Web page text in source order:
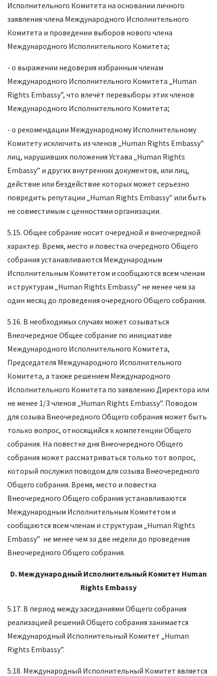
Исполнительного Комитета на основании личного
заявления члена Международного Исполнительного
Комитета и проведении выборов нового члена
Международного Исполнительного Комитета;
- о выражении недоверия избранным членам
Международного Исполнительного Комитета „Human
Rights Embassy”, что влечёт перевыборы этих членов
Международного Исполнительного Комитета;
- о рекомендации Международному Исполнительному
Комитету исключить из членов „Human Rights Embassy”
лиц, нарушивших положения Устава „Human Rights
Embassy” и других внутренних документов, или лиц,
действие или бездействие которых может серьезно
повредить репутации „Human Rights Embassy” или быть
не совместимым с ценностями организации.
5.15. Общее собрание носит очередной и внеочередной
характер. Время, место и повестка очередного Общего
собрания устанавливаются Международным
Исполнительным Комитетом и сообщаются всем членам
и структурам „Human Rights Embassy” не менее чем за
один месяц до проведения очередного Общего собрания.
5.16. В необходимых случаях может созываться
Внеочередное Общее собрание по инициативе
Международного Исполнительного Комитета,
Председателя Международного Исполнительного
Комитета, а также решением Международного
Исполнительного Комитета по заявлению Директора или
не менее 1/3 членов „Human Rights Embassy”. Поводом
для созыва Внеочередного Общего собрания может быть
только вопрос, относящийся к компетенции Общего
собрания. На повестке дня Внеочередного Общего
собрания может рассматриваться только тот вопрос,
который послужил поводом для созыва Внеочередного
Общего собрания. Время, место и повестка
Внеочередного Общего собрания устанавливаются
Международным Исполнительным Комитетом и
сообщаются всем членам и структурам „Human Rights
Embassy” не менее чем за две недели до проведения
Внеочередного Общего собрания.
D. Международный Исполнительный Комитет Human
Rights Embassy
5.17. В период между заседаниями Общего собрания
реализацией решений Общего собрания занимается
Международный Исполнительный Комитет „Human
Rights Embassy”.
5.18. Международный Исполнительный Комитет является